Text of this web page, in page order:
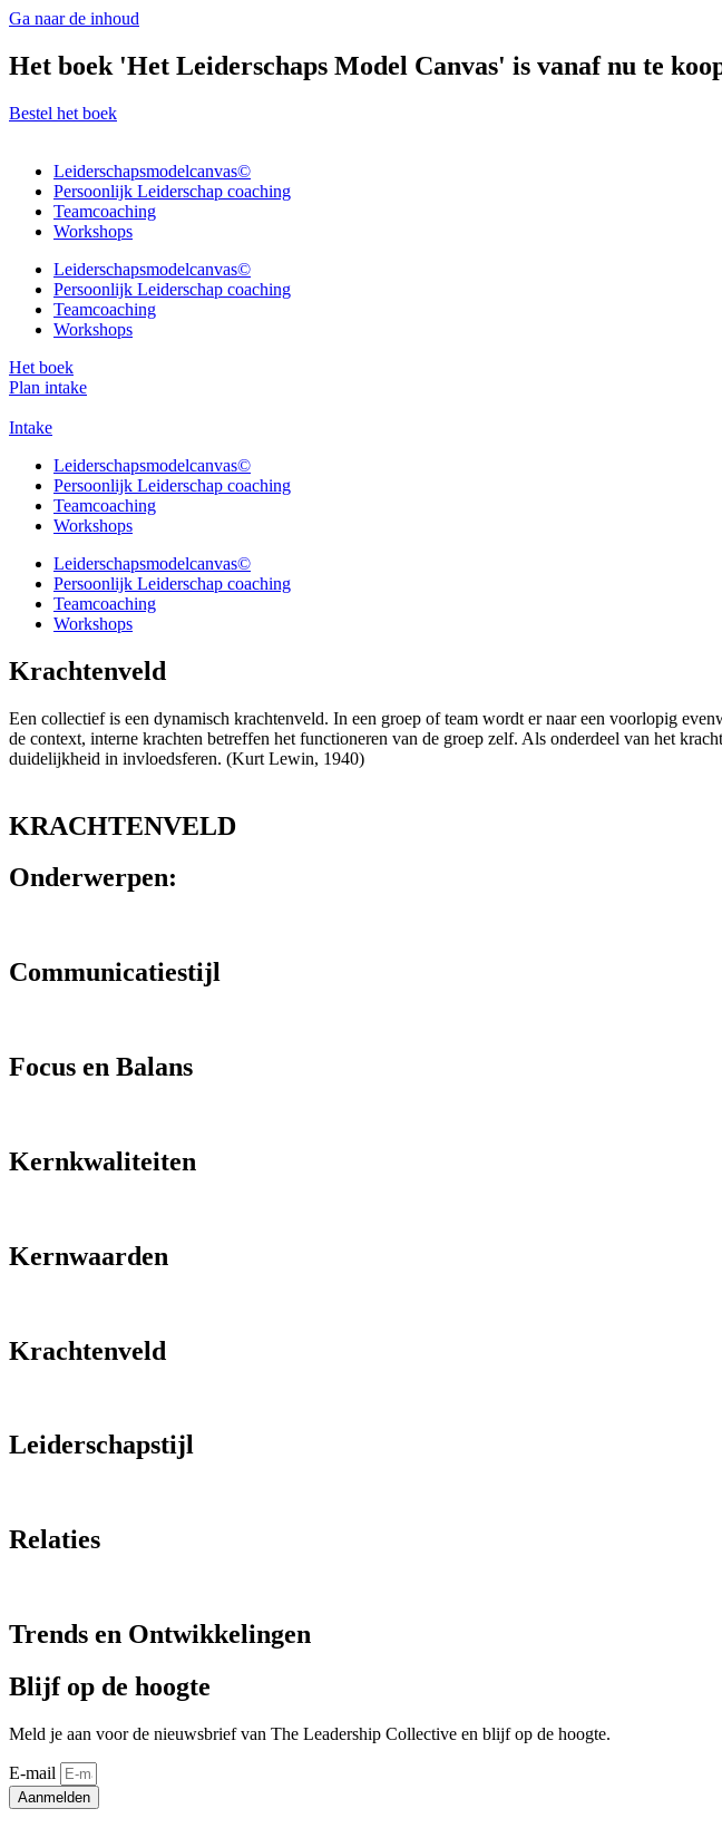
Ga naar de inhoud
Het boek 'Het Leiderschaps Model Canvas' is vanaf nu te
Bestel het boek
Leiderschapsmodelcanvas©
Persoonlijk Leiderschap coaching
Teamcoaching
Workshops
Leiderschapsmodelcanvas©
Persoonlijk Leiderschap coaching
Teamcoaching
Workshops
Het boek
Plan intake
Intake
Leiderschapsmodelcanvas©
Persoonlijk Leiderschap coaching
Teamcoaching
Workshops
Leiderschapsmodelcanvas©
Persoonlijk Leiderschap coaching
Teamcoaching
Workshops
Krachtenveld
Een collectief is een dynamisch krachtenveld. In een groep of team wordt er naar een voorlopig
de context, interne krachten betreffen het functioneren van de groep zelf. Als onderdeel van het
duidelijkheid in invloedsferen. (Kurt Lewin, 1940)
KRACHTENVELD
Onderwerpen:
Communicatiestijl
Focus en Balans
Kernkwaliteiten
Kernwaarden
Krachtenveld
Leiderschapstijl
Relaties
Trends en Ontwikkelingen
Blijf op de hoogte
Meld je aan voor de nieuwsbrief van The Leadership Collective en blijf op de hoogte.
E-mail
Aanmelden